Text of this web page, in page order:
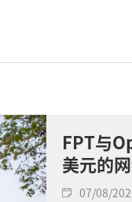
FPT与
美元的
07/08/